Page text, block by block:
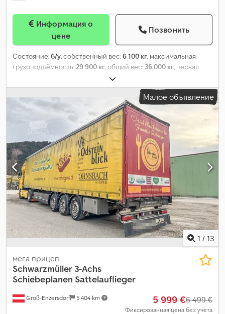
цене
Позвонить
Состояние:б/у, собственный вес:6 100 кг, максимальная
грузоподъёмность:29 900 кг, общий вес: 36 000 кг, первая
, подвеска:воздух
топлива:дизель, тип передачи:другое, кабина водителя:
дневная кабина
нет , Оборудование:ABS,
бортовой компьютер
Малое объявление
1 / 13
Groß-Enzersdorf 5 404 km
мега прицеп
Schwarzmüller 3-Achs
Schiebeplanen Sattelauflieger
5 999 €6 499 €
Фиксированная цена без учета